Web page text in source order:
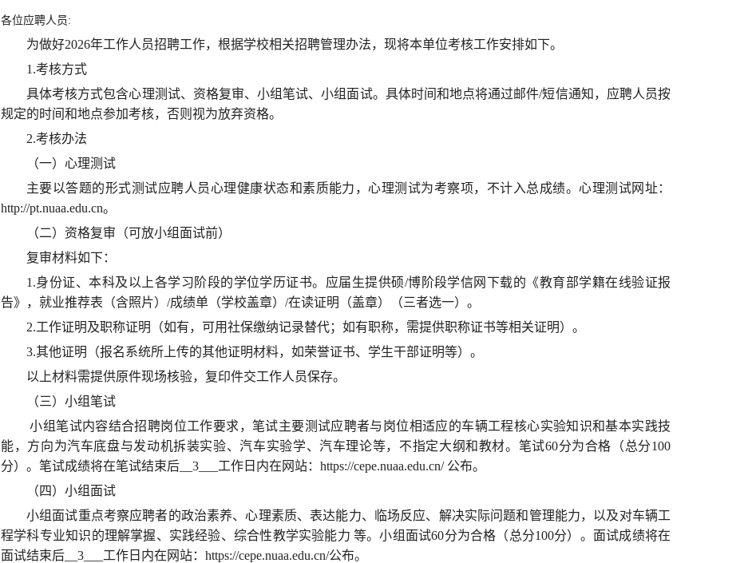
各位应聘人员:
为做好2026年工作人员招聘工作，根据学校相关招聘管理办法，现将本单位考核工作安排如下。
1.考核方式
具体考核方式包含心理测试、资格复审、小组笔试、小组面试。具体时间和地点将通过邮件/短信通知，应聘人员按
规定的时间和地点参加考核，否则视为放弃资格。
2.考核办法
（一）心理测试
主要以答题的形式测试应聘人员心理健康状态和素质能力，心理测试为考察项，不计入总成绩。心理测试网址：
http://pt.nuaa.edu.cn。
（二）资格复审（可放小组面试前）
复审材料如下：
1.身份证、本科及以上各学习阶段的学位学历证书。应届生提供硕/博阶段学信网下载的《教育部学籍在线验证报
告》，就业推荐表（含照片）/成绩单（学校盖章）/在读证明（盖章）（三者选一）。
2.工作证明及职称证明（如有，可用社保缴纳记录替代；如有职称，需提供职称证书等相关证明）。
3.其他证明（报名系统所上传的其他证明材料，如荣誉证书、学生干部证明等）。
以上材料需提供原件现场核验，复印件交工作人员保存。
（三）小组笔试
小组笔试内容结合招聘岗位工作要求，笔试主要测试应聘者与岗位相适应的车辆工程核心实验知识和基本实践技
能，方向为汽车底盘与发动机拆装实验、汽车实验学、汽车理论等，不指定大纲和教材。笔试60分为合格（总分100
分）。笔试成绩将在笔试结束后__3___工作日内在网站：https://cepe.nuaa.edu.cn/ 公布。
（四）小组面试
小组面试重点考察应聘者的政治素养、心理素质、表达能力、临场反应、解决实际问题和管理能力，以及对车辆工
程学科专业知识的理解掌握、实践经验、综合性教学实验能力 等。小组面试60分为合格（总分100分）。面试成绩将在
面试结束后__3___工作日内在网站：https://cepe.nuaa.edu.cn/公布。